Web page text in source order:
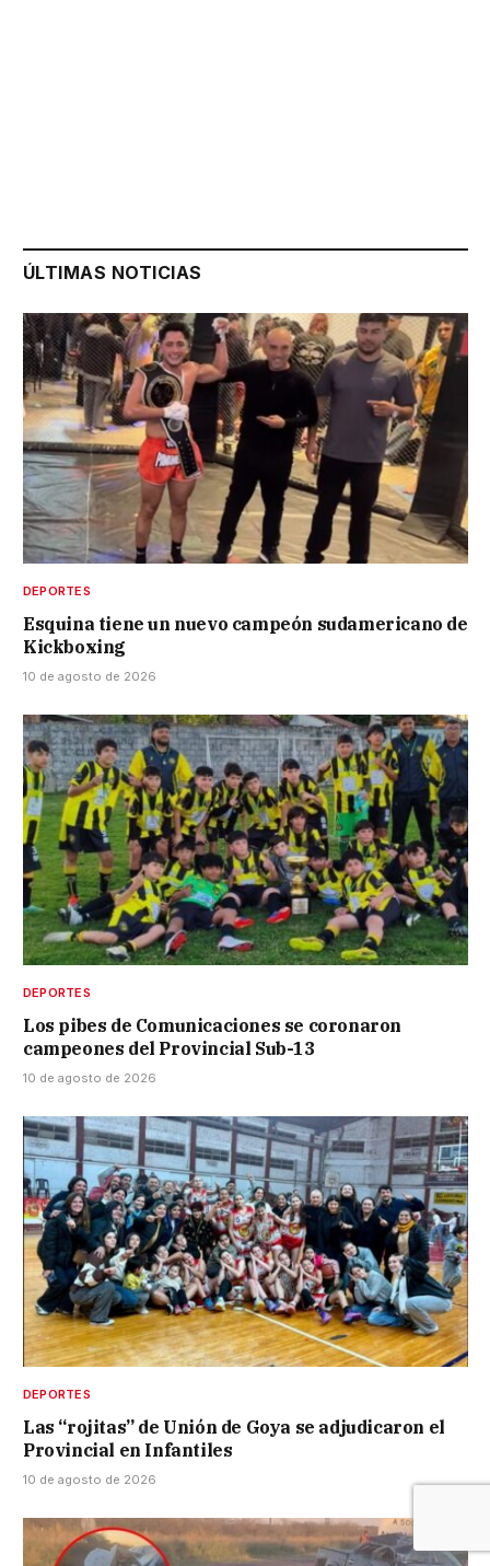
ÚLTIMAS NOTICIAS
DEPORTES
Esquina tiene un nuevo campeón sudamericano de
Kickboxing
10 de agosto de 2026
DEPORTES
Los pibes de Comunicaciones se coronaron
campeones del Provincial Sub-13
10 de agosto de 2026
DEPORTES
Las “rojitas” de Unión de Goya se adjudicaron el
Provincial en Infantiles
10 de agosto de 2026